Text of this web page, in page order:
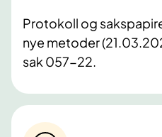
Protokoll og
nye metoder
sak 057-22.